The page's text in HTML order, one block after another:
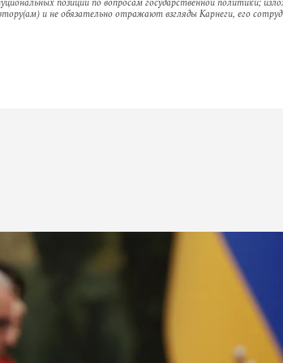
и не обязательно отражают взгляды Карнеги, его